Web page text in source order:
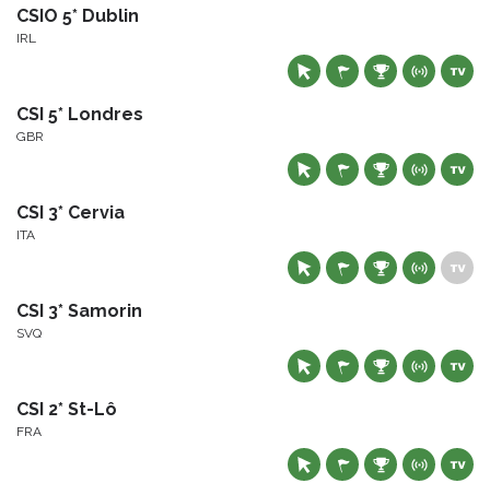
CSIO 5* Dublin
IRL
CSI 5* Londres
GBR
CSI 3* Cervia
ITA
CSI 3* Samorin
SVQ
CSI 2* St-Lô
FRA